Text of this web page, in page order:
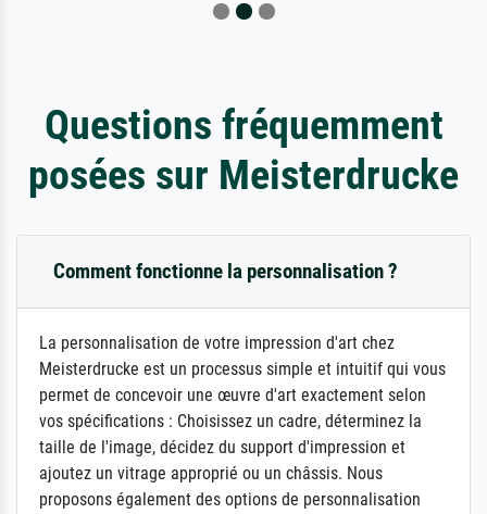
Questions fréquemment
posées sur Meisterdrucke
Comment fonctionne la personnalisation ?
La personnalisation de votre impression d'art chez
Meisterdrucke est un processus simple et intuitif qui vous
permet de concevoir une œuvre d'art exactement selon
vos spécifications : Choisissez un cadre, déterminez la
taille de l'image, décidez du support d'impression et
ajoutez un vitrage approprié ou un châssis. Nous
proposons également des options de personnalisation